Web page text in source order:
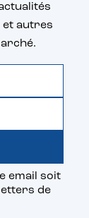
et autres
email soit
de